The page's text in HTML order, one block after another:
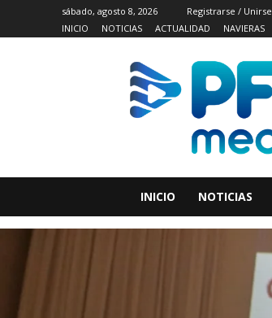
sábado, agosto 8, 2026
Registrarse / Unirse
INICIO
NOTICIAS ACTUALIDAD NAVIERAS
INICIO NOTICIAS